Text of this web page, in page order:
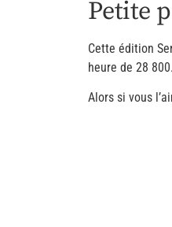
Petite
Cette édition
heure de 28
Alors si vous